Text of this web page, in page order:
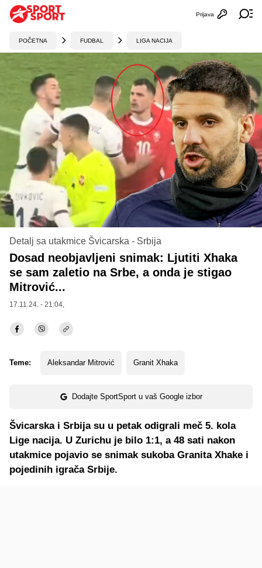
Otvori
Prijava
POČETNA FUDBAL LIGA NACIJA
Detalj sa utakmice Švicarska - Srbija
Dosad neobjavljeni snimak: Ljutiti Xhaka
se sam zaletio na Srbe, a onda je stigao
Mitrović...
17.11.24. - 21:04,
Teme: Aleksandar Mitrović Granit Xhaka
Dodajte SportSport u vaš Google izbor
Švicarska i Srbija su u petak odigrali meč 5. kola
Lige nacija. U Zurichu je bilo 1:1, a 48 sati nakon
utakmice pojavio se snimak sukoba Granita Xhake i
pojedinih igrača Srbije.